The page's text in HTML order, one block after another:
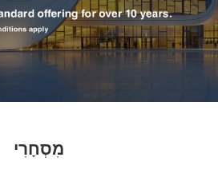
מִסְחָרִי